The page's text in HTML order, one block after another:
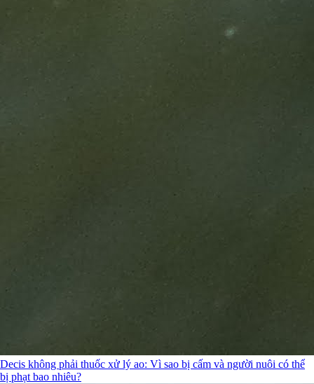
Decis không phải thuốc xử lý ao: Vì sao bị cấm và người nuôi có thể
bị phạt bao nhiêu?